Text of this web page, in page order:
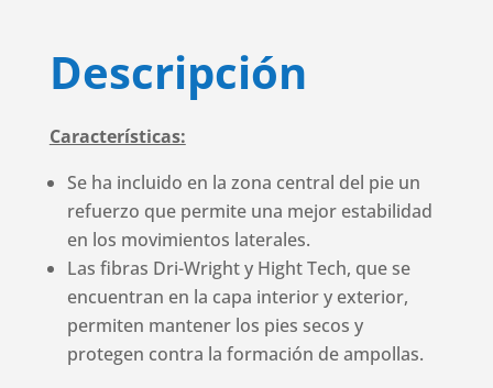
Descripción
Características:
Se ha incluido en la zona central del pie un
refuerzo que permite una mejor estabilidad
en los movimientos laterales.
Las fibras Dri-Wright y Hight Tech, que se
encuentran en la capa interior y exterior,
permiten mantener los pies secos y
protegen contra la formación de ampollas.